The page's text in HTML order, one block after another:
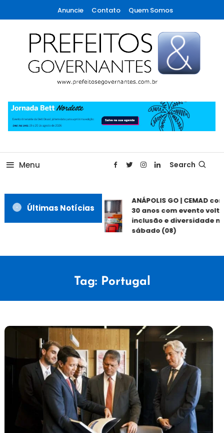
To
Content
Anuncie Contato Quem Somos
Prefeitos & Governantes
Menu Search
Últimas Notícias
ANÁPOLIS GO | CEMAD
30 anos com evento
inclusão e diversidade
sábado (08)
Tag: Portugal